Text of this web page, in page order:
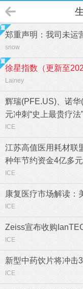
郑重声明：我司未运
snow
徐星指数（更新至
Lainey
辉瑞(PFE.US)、诺
元冲刺“史上最贵疗法”
ICE
江苏高值医用耗材联
种年节约资金4亿多元
ICE
康复医疗市场解读：
ICE
Zeiss宣布收购
ICE
新型中药饮片将冲击
ICE